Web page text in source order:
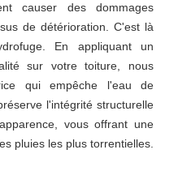
causer des dommages
de détérioration. C'est là
En appliquant un
sur votre toiture, nous
qui empêche l'eau de
l'intégrité structurelle
vous offrant une
pluies les plus torrentielles.